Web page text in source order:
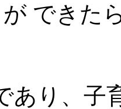
できた
あり、子